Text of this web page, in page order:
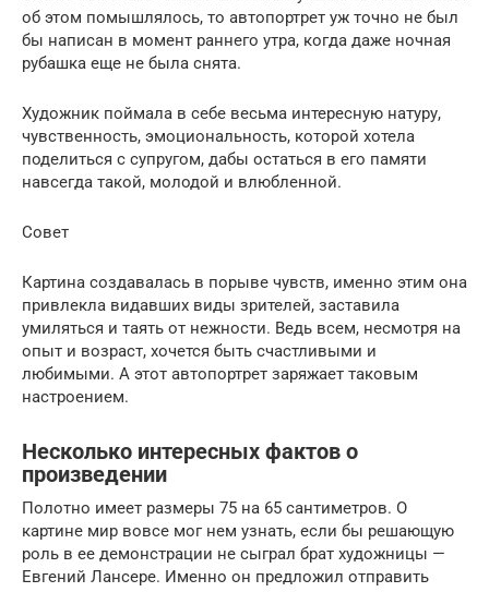
об этом помышлялось, то автопортрет уж точно не был
бы написан в момент раннего утра, когда даже ночная
рубашка еще не была снята.
Художник поймала в себе весьма интересную натуру,
чувственность, эмоциональность, которой хотела
поделиться с супругом, дабы остаться в его памяти
навсегда такой, молодой и влюбленной.
Совет
Картина создавалась в порыве чувств, именно этим она
привлекла видавших виды зрителей, заставила
умиляться и таять от нежности. Ведь всем, несмотря на
опыт и возраст, хочется быть счастливыми и
любимыми. А этот автопортрет заряжает таковым
настроением.
Несколько интересных фактов о
произведении
Полотно имеет размеры 75 на 65 сантиметров. О
картине мир вовсе мог нем узнать, если бы решающую
роль в ее демонстрации не сыграл брат художницы —
Евгений Лансере. Именно он предложил отправить